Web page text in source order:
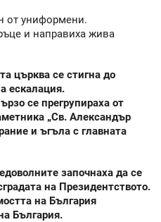
от униформени.
и направиха жива
църква се стигна до
ескалация.
се прегрупираха от
„Св. Александър
и ъгъла с главната
започнаха да се
на Президентството.
на България
България.